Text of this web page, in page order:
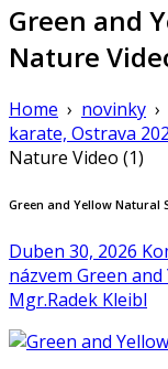
Green and
Nature
Home › novinky ›
karate, Ostrava
Nature Video (1)
Green and Yellow Natural
Duben 30, 2026
názvem Green
Mgr.Radek Kleibl